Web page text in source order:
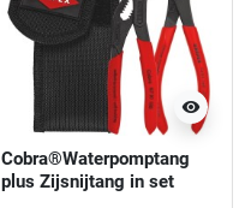
visibility
Cobra®Waterpomptang
plus Zijsnijtang in set